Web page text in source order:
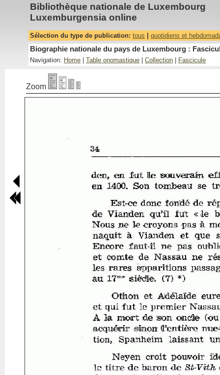
Bibliothèque nationale de Luxembourg
Luxemburgensia online
Sélection du type de publication: tous quotidiens et
Biographie nationale du pays de Luxembourg :
Navigation: Home Table onomastique Collection Fascicule
Zoom